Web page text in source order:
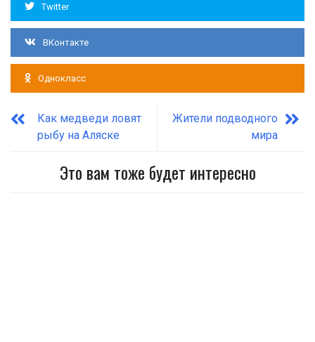
Twitter
ВКонтакте
Однокласс
Как медведи ловят
рыбу на Аляске
Жители подводного
мира
Это вам тоже будет интересно